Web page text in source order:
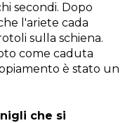
secondi. Dopo
l'ariete cada
sulla schiena.
come caduta
è stato un
che si